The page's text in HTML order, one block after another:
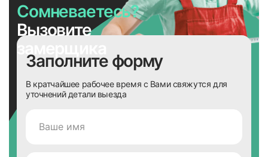
Сомневаетесь?
Вызовите
замерщика
Заполните форму
В кратчайшее рабочее время с Вами свяжутся для
уточнений детали выезда